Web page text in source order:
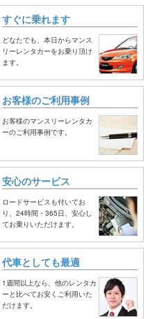
すぐに乗れます
どなたでも、本日からマンス
リーレンタカーをお乗り頂け
ます。
お客様のご利用事例
お客様のマンスリーレンタカ
ーのご利用事例です。
安心のサービス
ロードサービスも付いてお
り、24時間・365日、安心し
てお乗りいただけます。
代車としても最適
1週間以上なら、他のレンタカ
ーと比べてお安くご利用いた
だけます。